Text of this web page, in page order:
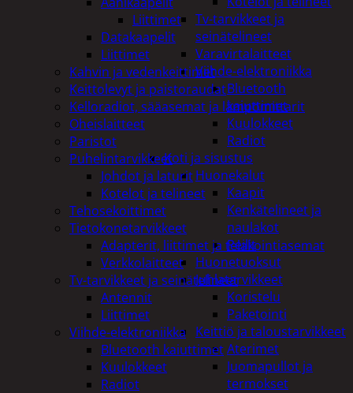
Tv-tarvikkeet ja
seinätelineet
Varavirtalaitteet
Viihde-elektroniikka
Bluetooth
kaiuttimet
Kuulokkeet
Radiot
Koti ja sisustus
Huonekalut
Kaapit
Kenkätelineet ja
naulakot
Peilit
Huonetuoksut
Juhlatarvikkeet
Koristelu
Paketointi
Keittiö ja taloustarvikkeet
Aterimet
Juomapullot ja
termokset
Liittimet
Datakaapelit
Liittimet
Kahvin ja vedenkeittimet
Keittolevyt ja paistoraudat
Kelloradiot, sääasemat ja lämpömittarit
Oheislaitteet
Paristot
Puhelintarvikkeet
Johdot ja laturit
Kotelot ja telineet
Tehosekoittimet
Tietokonetarvikkeet
Adapterit, liittimet ja telakointiasemat
Verkkolaitteet
Tv-tarvikkeet ja seinätelineet
Antennit
Liittimet
Viihde-elektroniikka
Bluetooth kaiuttimet
Kuulokkeet
Radiot